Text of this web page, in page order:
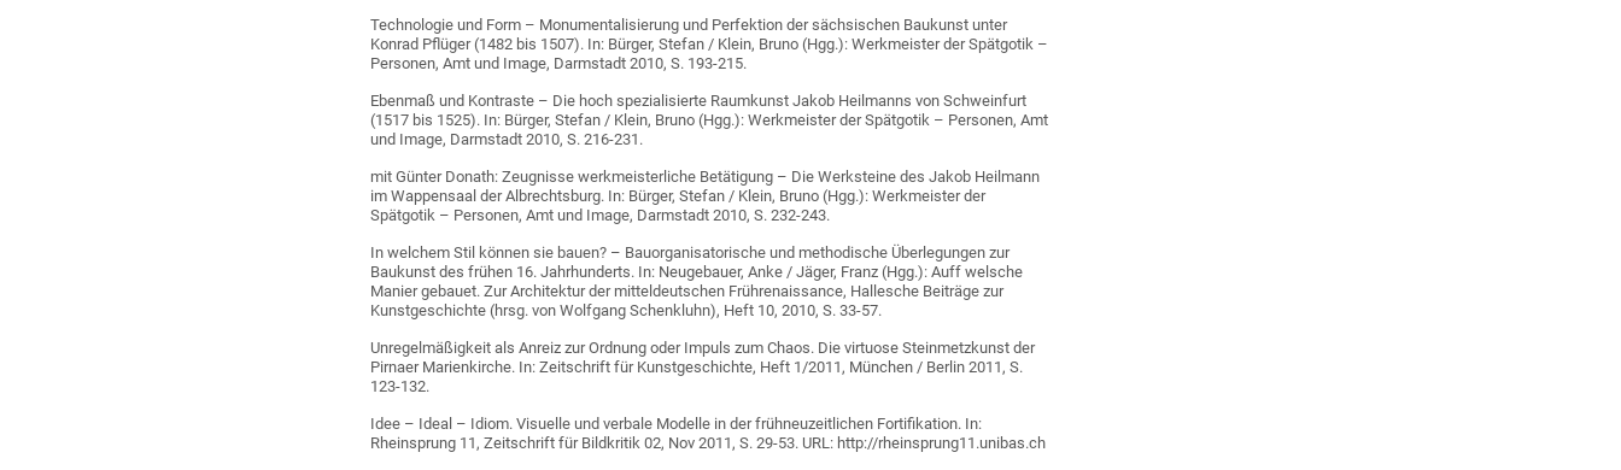
Technologie und Form – Monumentalisierung und Perfektion der sächsischen Baukunst unter
Konrad Pflüger (1482 bis 1507). In: Bürger, Stefan / Klein, Bruno (Hgg.): Werkmeister der Spätgotik –
Personen, Amt und Image, Darmstadt 2010, S. 193-215.
Ebenmaß und Kontraste – Die hoch spezialisierte Raumkunst Jakob Heilmanns von Schweinfurt
(1517 bis 1525). In: Bürger, Stefan / Klein, Bruno (Hgg.): Werkmeister der Spätgotik – Personen, Amt
und Image, Darmstadt 2010, S. 216-231.
mit Günter Donath: Zeugnisse werkmeisterliche Betätigung – Die Werksteine des Jakob Heilmann
im Wappensaal der Albrechtsburg. In: Bürger, Stefan / Klein, Bruno (Hgg.): Werkmeister der
Spätgotik – Personen, Amt und Image, Darmstadt 2010, S. 232-243.
In welchem Stil können sie bauen? – Bauorganisatorische und methodische Überlegungen zur
Baukunst des frühen 16. Jahrhunderts. In: Neugebauer, Anke / Jäger, Franz (Hgg.): Auff welsche
Manier gebauet. Zur Architektur der mitteldeutschen Frührenaissance, Hallesche Beiträge zur
Kunstgeschichte (hrsg. von Wolfgang Schenkluhn), Heft 10, 2010, S. 33-57.
Unregelmäßigkeit als Anreiz zur Ordnung oder Impuls zum Chaos. Die virtuose Steinmetzkunst der
Pirnaer Marienkirche. In: Zeitschrift für Kunstgeschichte, Heft 1/2011, München / Berlin 2011, S.
123-132.
Idee – Ideal – Idiom. Visuelle und verbale Modelle in der frühneuzeitlichen Fortifikation. In:
Rheinsprung 11, Zeitschrift für Bildkritik 02, Nov 2011, S. 29-53. URL: http://rheinsprung11.unibas.ch